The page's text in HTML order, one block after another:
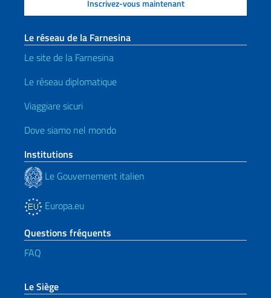
Le réseau de la Farnesina
Le site de la Farnesina
Le réseau diplomatique
Viaggiare sicuri
Dove siamo nel mondo
Institutions
Le Gouvernement italien
Europa.eu
Questions fréquents
FAQ
Le Siège